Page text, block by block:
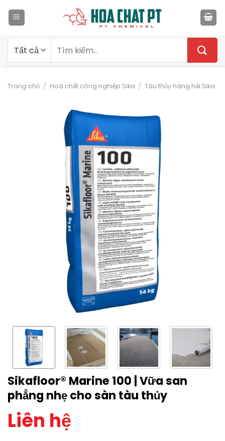
qua
kiếm:
Trang chủ / Hoá chất công nghiệp Sika / Tàu thủy hàng hải Sika
Sikafloor® Marine 100 | Vữa san
phẳng nhẹ cho sàn tàu thủy
Liên hệ